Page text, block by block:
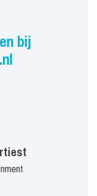
bij